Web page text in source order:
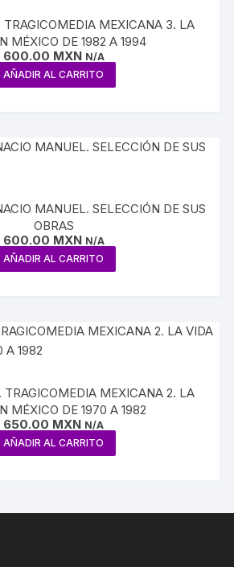
TRAGICOMEDIA MEXICANA 3. LA
MÉXICO DE 1982 A 1994
600.00 MXN N/A
AÑADIR AL CARRITO
MANUEL. SELECCIÓN DE SUS
OBRAS
600.00 MXN N/A
AÑADIR AL CARRITO
TRAGICOMEDIA MEXICANA 2. LA
MÉXICO DE 1970 A 1982
650.00 MXN N/A
AÑADIR AL CARRITO